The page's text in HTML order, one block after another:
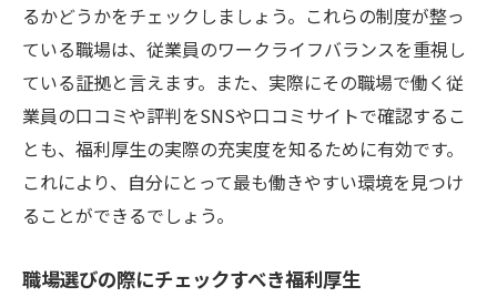
るかどうかをチェックしましょう。これらの制度が整っ
ている職場は、従業員のワークライフバランスを重視し
ている証拠と言えます。また、実際にその職場で働く従
業員の口コミや評判をSNSや口コミサイトで確認するこ
とも、福利厚生の実際の充実度を知るために有効です。
これにより、自分にとって最も働きやすい環境を見つけ
ることができるでしょう。
職場選びの際にチェックすべき福利厚生